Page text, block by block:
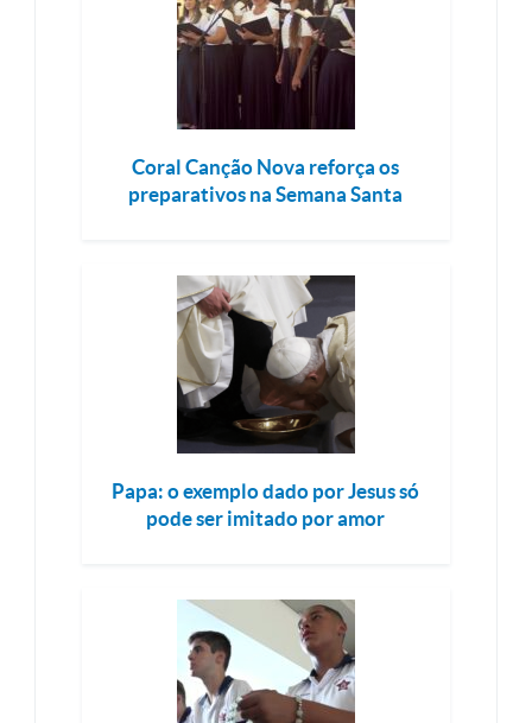
Coral Canção Nova reforça os
preparativos na Semana Santa
Papa: o exemplo dado por Jesus só
pode ser imitado por amor